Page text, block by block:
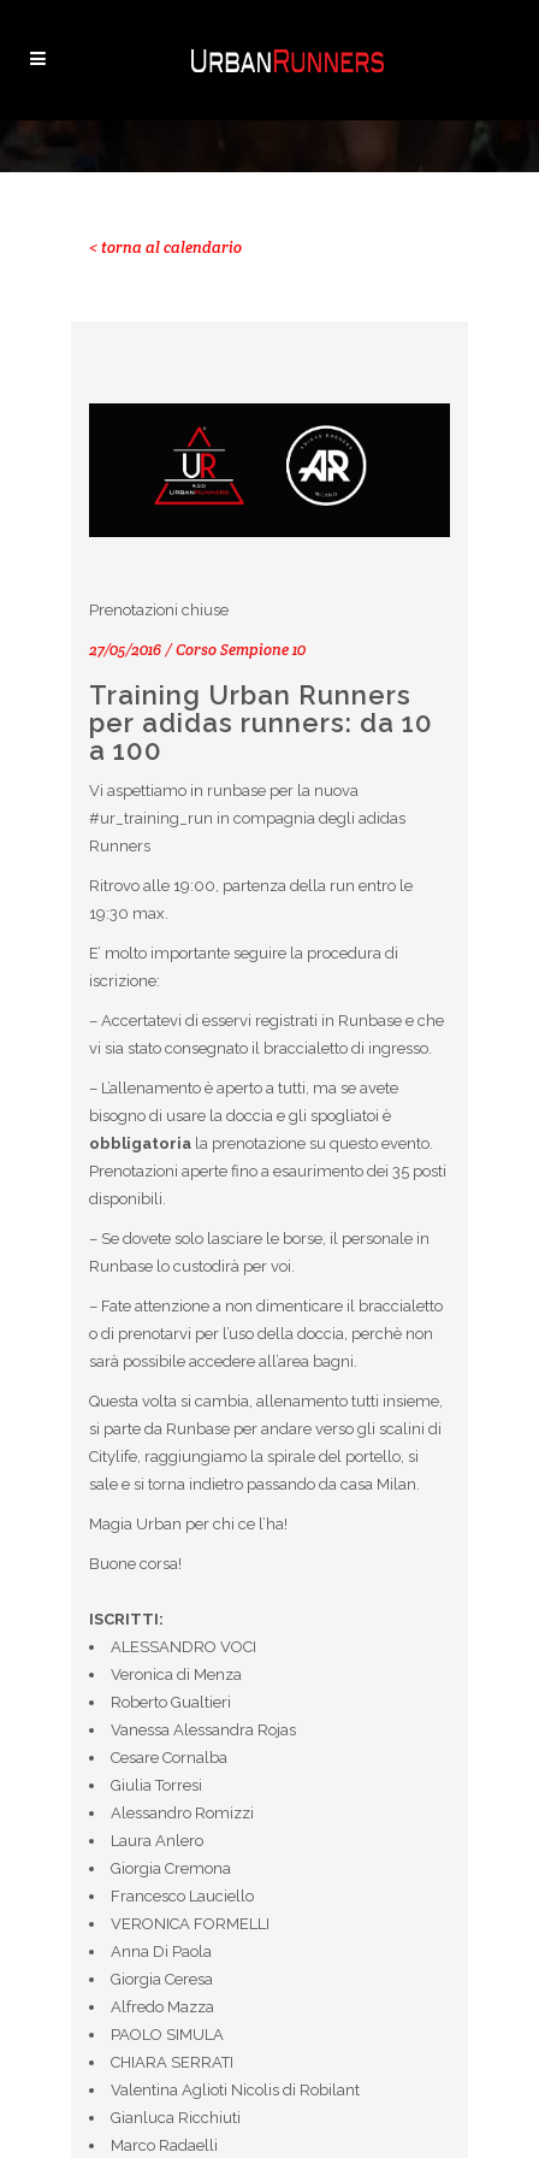
< torna al calendario
Prenotazioni chiuse
27/05/2016 / Corso Sempione 10
Training Urban Runners
per adidas runners: da 10
a 100
Vi aspettiamo in runbase per la nuova
#ur_training_run in compagnia degli adidas
Runners
Ritrovo alle 19:00, partenza della run entro le
19:30 max.
E’ molto importante seguire la procedura di
iscrizione:
– Accertatevi di esservi registrati in Runbase e che
vi sia stato consegnato il braccialetto di ingresso.
– L’allenamento è aperto a tutti, ma se avete
bisogno di usare la doccia e gli spogliatoi è
obbligatoria la prenotazione su questo evento.
Prenotazioni aperte fino a esaurimento dei 35 posti
disponibili.
– Se dovete solo lasciare le borse, il personale in
Runbase lo custodirà per voi.
– Fate attenzione a non dimenticare il braccialetto
o di prenotarvi per l’uso della doccia, perchè non
sarà possibile accedere all’area bagni.
Questa volta si cambia, allenamento tutti insieme,
si parte da Runbase per andare verso gli scalini di
Citylife, raggiungiamo la spirale del portello, si
sale e si torna indietro passando da casa Milan.
Magia Urban per chi ce l’ha!
Buone corsa!
ISCRITTI:
ALESSANDRO VOCI
Veronica di Menza
Roberto Gualtieri
Vanessa Alessandra Rojas
Cesare Cornalba
Giulia Torresi
Alessandro Romizzi
Laura Anlero
Giorgia Cremona
Francesco Lauciello
VERONICA FORMELLI
Anna Di Paola
Giorgia Ceresa
Alfredo Mazza
PAOLO SIMULA
CHIARA SERRATI
Valentina Aglioti Nicolis di Robilant
Gianluca Ricchiuti
Marco Radaelli